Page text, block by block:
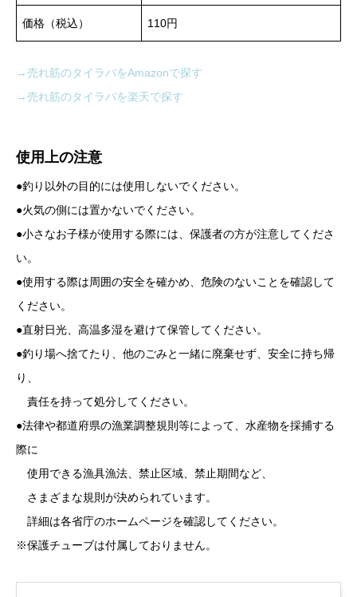
価格（税込） 110円
→売れ筋のタイラバをAmazonで探す
→売れ筋のタイラバを楽天で探す
使用上の注意
●釣り以外の目的には使用しないでください。
●火気の側には置かないでください。
●小さなお子様が使用する際には、保護者の方が注意してくださ
い。
●使用する際は周囲の安全を確かめ、危険のないことを確認して
ください。
●直射日光、高温多湿を避けて保管してください。
●釣り場へ捨てたり、他のごみと一緒に廃棄せず、安全に持ち帰
り、
責任を持って処分してください。
●法律や都道府県の漁業調整規則等によって、水産物を採捕する
際に
使用できる漁具漁法、禁止区域、禁止期間など、
さまざまな規則が決められています。
詳細は各省庁のホームページを確認してください。
※保護チューブは付属しておりません。